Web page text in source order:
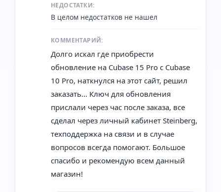
НЕДОСТАТКИ:
В целом недостатков не нашел
КОММЕНТАРИЙ:
Долго искал где приобрести
обновление на Cubase 15 Pro с Cubase
10 Pro, наткнулся на этот сайт, решил
заказать... Ключ для обновления
прислали через час после заказа, все
сделал через личный кабинет Steinberg,
техподдержка на связи и в случае
вопросов всегда помогают. Большое
спасибо и рекомендую всем данный
магазин!